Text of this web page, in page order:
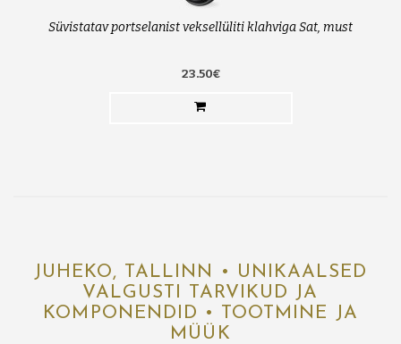
Süvistatav portselanist veksellüliti klahviga Sat, must
23.50€
JUHEKO, TALLINN • UNIKAALSED
VALGUSTI TARVIKUD JA
KOMPONENDID • TOOTMINE JA
MÜÜK